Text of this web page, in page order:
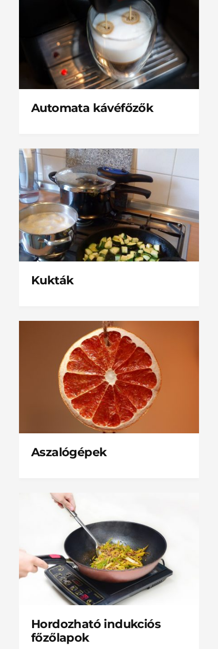
Automata kávéfőzők
Kukták
Aszalógépek
Hordozható indukciós
főzőlapok